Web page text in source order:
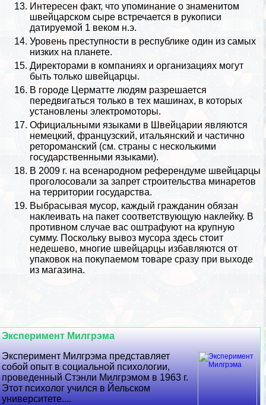
Интересен факт, что упоминание о знаменитом
швейцарском сыре встречается в рукописи
датируемой 1 веком н.э.
Уровень преступности в республике один из самых
низких на планете.
Директорами в компаниях и организациях могут
быть только швейцарцы.
В городе Церматте людям разрешается
передвигаться только в тех машинах, в которых
установлены электромоторы.
Официальными языками в Швейцарии являются
немецкий, французский, итальянский и частично
ретороманский (см. страны с несколькими
государственными языками).
В 2009 г. на всенародном референдуме швейцарцы
проголосовали за запрет строительства минаретов
на территории государства.
Выбрасывая мусор, каждый гражданин обязан
наклеивать на пакет соответствующую наклейку. В
противном случае вас оштрафуют на крупную
сумму. Поскольку вывоз мусора здесь стоит
недешево, многие швейцарцы избавляются от
упаковок на покупаемом товаре сразу при выходе
из магазина.
Эксперимент Милгрэма
Эксперимент Милгрэма представляет
собой опыт в социальной психологии,
проведенный Стэнли Милгрэмом в 1963 г.
Этот психолог учился в Йельском
университете....